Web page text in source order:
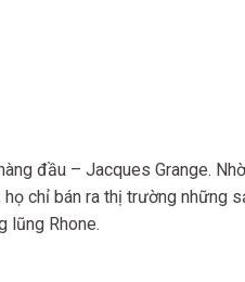
đầu – Jacques Grange.
chỉ bán ra thị trường những
lũng Rhone.